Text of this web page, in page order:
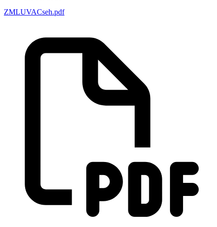
ZMLUVACseh.pdf